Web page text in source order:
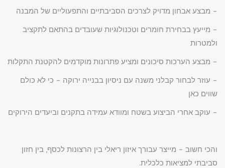
– מבצע אבחון מדויק לצרכים הסביבתיים והתפעוליים של המבנה
– מייעץ בבחירת חומרים וטכנולוגיות שעובדים בהתאם לתקציב
ולמטרות
– מבצע הערכות סיכונים ומציע פתרונות מוקדמים להקטנת התקלות
– עוזר לבחור קבלני משנה עם ניסיון בבנייה ירוקה – כי לא כולם
שווים כאן
– עוקב אחרי הביצוע בשטח ומוודא עמידה בתקנים וביעדים הירוקים
והכי חשוב – מייצר עבורך איזון ריאלי בין הרצונות לכסף, בין חזון
סביבתי למציאות כלכלית.